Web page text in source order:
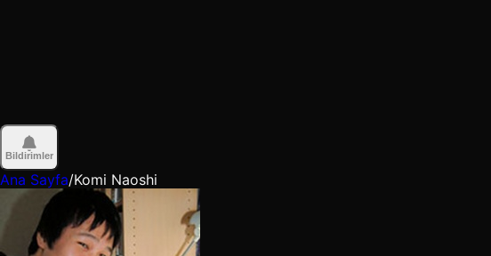
Bildirimler
Ana Sayfa/Komi Naoshi